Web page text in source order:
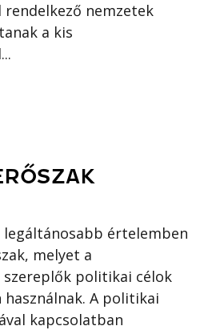
rendelkező nemzetek
a kis
legáltánosabb értelemben
melyet a
politikai célok
használnak. A politikai
kapcsolatban